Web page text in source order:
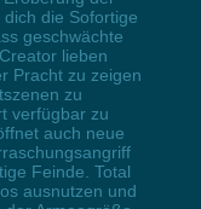
die Sofortige
geschwächte
lieben
Pracht zu zeigen
zu
verfügbar zu
auch neue
Feinde. Total
ausnutzen und